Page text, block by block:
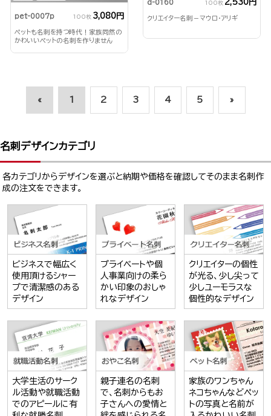
pet-0007p 100枚 3,080円
ペットも名刺を持つ時代！家族同然の
かわいいペットの名刺を作りません
d-0160 100枚 2,530円
クリエイター名刺－マウロ・アリギ
« 1 2 3 4 5 »
名刺デザインカテゴリ
各カテゴリからデザインを選ぶと納期や価格を確認してそのまま名刺作
成の注文をできます。
ビジネスで幅広く
使用頂けるシャー
プで清潔感のある
デザイン
プライベートや個
人事業向けの柔ら
かい印象のおしゃ
れなデザイン
クリエイターの個性
が光る、少し尖って
少しユーモラスな
個性的なデザイン
大学生活のサーク
ル活動や就職活動
でのアピールに有
親子連名の名刺
で、名刺からもお
子さんへの愛情と
家族のワンちゃん
ネコちゃんなどペッ
トの写真と名前が